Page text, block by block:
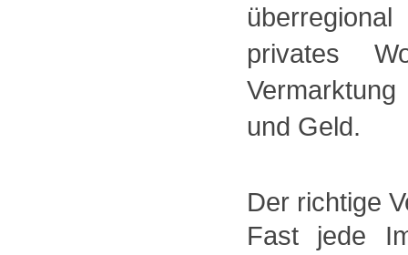
privates
und Geld.
Der richtige
Fast jede